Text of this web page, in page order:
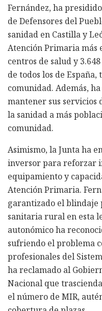
Fernández, ha
de Defensores del
sanidad en Castilla y
Atención Primaria más
centros de salud y
de todos los de
comunidad. Además,
mantener sus
la sanidad a más
comunidad.
Asimismo, la Junta ha
inversor para reforzar
equipamiento y
Atención Primaria.
garantizado el blindaje
sanitaria rural en esta
autonómico ha
sufriendo el problema
profesionales del
ha reclamado al
Nacional que
el número de MIR,